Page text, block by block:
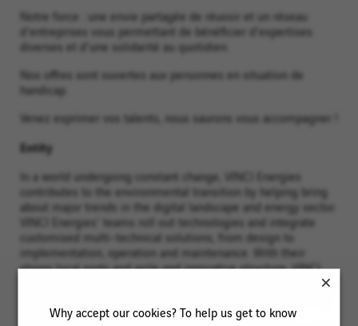
Why accept our cookies? To help us get to know
Notre force : une envie partagée de réussir et un réseau
d'entreprises vous permettant de bénéficier d'expertises
diverses et d'une solidarité au quotidien.
Nos offres sont ouvertes aux personnes en situation de
handicap.
Venez exprimer vos talents, nous saurons vous accompagner !
Entity
In a world undergoing constant change, VINCI Energies
contributes to the environmental transition by helping bring
about major trends in the digital landscape and energy sector.
VINCI Energies' teams roll out technologies and integrate
customised multi-technical solutions, from design to
implementation, operation and maintenance. With their
strong local roots and agile and innovative structure, VINCI
Energies' 2,100 business units have positioned themselves at
the reliability, efficiency and sustainability of their